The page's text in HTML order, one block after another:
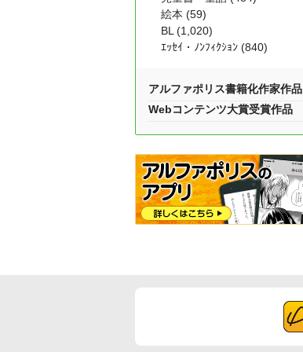
絵本 (59)
BL (1,020)
ｴｯｾｲ・ﾉﾝﾌｨｸｼｮﾝ (840)
アルファポリス書籍化作家作品
Webコンテンツ大賞受賞作品